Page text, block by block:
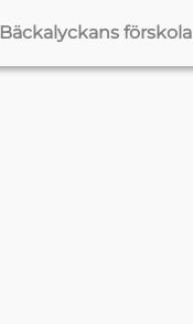
Bäckalyckans förskola